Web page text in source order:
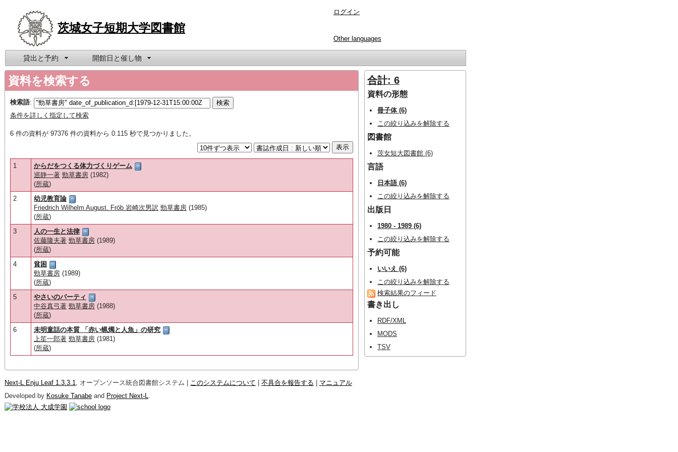
茨城女子短期大学図書館
ログイン
Other languages
貸出と予約 開館日と催し物
資料を検索する
検索語:
条件を詳しく指定して検索
6 件の資料が 97376 件の資料から 0.115 秒で見つかりました。
1
からだをつくる体力づくりゲーム
巡静一著 勁草書房 (1982)
(所蔵)
2
幼児教育論
Friedrich Wilhelm August. Fröb 岩崎次男訳 勁草書房 (1985)
(所蔵)
3
人の一生と法律
佐藤隆夫著 勁草書房 (1989)
(所蔵)
4
貧困
勁草書房 (1989)
(所蔵)
5
やさいのパーティ
中谷真弓著 勁草書房 (1988)
(所蔵)
6
未明童話の本質 「赤い蝋燭と人魚」の研究
上笙一郎著 勁草書房 (1981)
(所蔵)
合計: 6
資料の形態
冊子体 (6)
この絞り込みを解除する
図書館
茨女短大図書館 (6)
言語
日本語 (6)
この絞り込みを解除する
出版日
1980 - 1989 (6)
この絞り込みを解除する
予約可能
いいえ (6)
この絞り込みを解除する
検索結果のフィード
書き出し
RDF/XML
MODS
TSV
Next-L Enju Leaf 1.3.3.1, オープンソース統合図書館システム | このシステムについて 不具合を報告する
マニュアル
Developed by Kosuke Tanabe and Project Next-L.